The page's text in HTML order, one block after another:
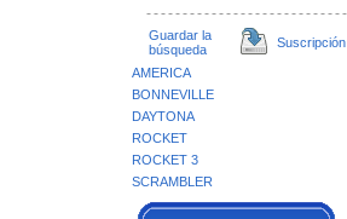
Guardar la
búsqueda
Suscripción
AMERICA
BONNEVILLE
DAYTONA
ROCKET
ROCKET 3
SCRAMBLER